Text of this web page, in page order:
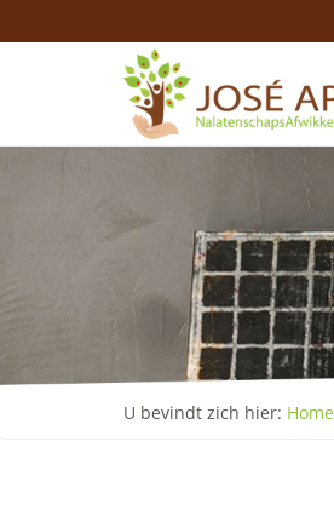
U bevindt zich hier: Home